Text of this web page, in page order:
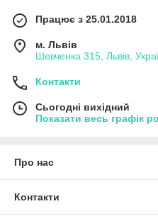
Працює з 25.01.2018
м. Львів
Шевченка 315, Львів,
Контакти
Сьогодні вихідний
Показати весь графік
Про нас
Контакти